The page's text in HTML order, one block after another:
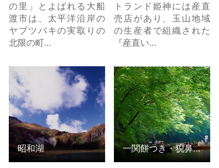
の里」とよばれる大船
渡市は、太平洋沿岸の
ヤブツバキの実取りの
北限の町…
トランド姫神には産直
売店があり、玉山地域
の生産者で組織された
『産直い…
昭和湖 の詳細はこちら
昭和湖
一関餅つき・猊鼻渓ツ
アー の詳細はこちら
一関餅つき・猊鼻渓ツアー